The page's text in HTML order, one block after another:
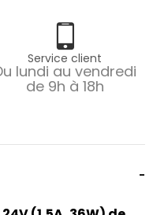
Service client
lundi au vendredi
de 9h à 18h